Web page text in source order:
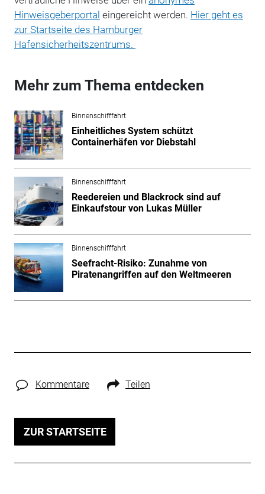
Hinweisgeberportal eingereicht werden. Hier geht es
zur Startseite des Hamburger
Hafensicherheitszentrums.
Mehr zum Thema entdecken
Binnenschifffahrt
Einheitliches System schützt
Containerhäfen vor Diebstahl
Binnenschifffahrt
Reedereien und Blackrock sind auf
Einkaufstour von Lukas Müller
Binnenschifffahrt
Seefracht-Risiko: Zunahme von
Piratenangriffen auf den Weltmeeren
Kommentare Teilen
ZUR STARTSEITE